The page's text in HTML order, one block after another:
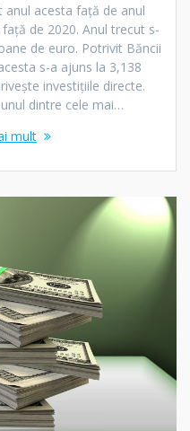
anul acesta față de anul
de 2020. Anul trecut s-
de euro. Potrivit Băncii
s-a ajuns la 3,138
investițiile directe.
dintre cele mai…
mult